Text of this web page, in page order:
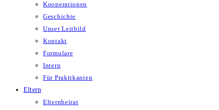
Kooperationen
Geschichte
Unser Leitbild
Kontakt
Formulare
Intern
Für Praktikanten
Eltern
Elternbeirat